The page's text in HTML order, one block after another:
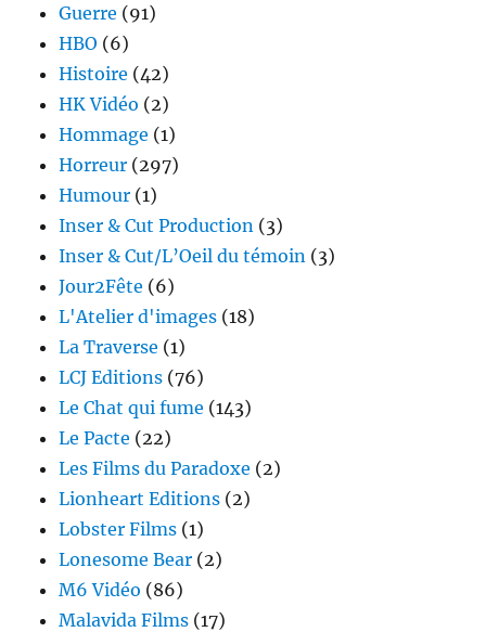
Guerre (91)
HBO (6)
Histoire (42)
HK Vidéo (2)
Hommage (1)
Horreur (297)
Humour (1)
Inser & Cut Production (3)
Inser & Cut/L’Oeil du témoin (3)
Jour2Fête (6)
L'Atelier d'images (18)
La Traverse (1)
LCJ Editions (76)
Le Chat qui fume (143)
Le Pacte (22)
Les Films du Paradoxe (2)
Lionheart Editions (2)
Lobster Films (1)
Lonesome Bear (2)
M6 Vidéo (86)
Malavida Films (17)